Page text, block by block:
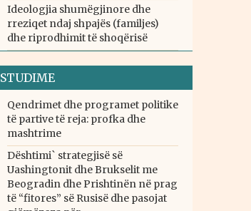
Ideologjia shumëgjinore dhe
rreziqet ndaj shpajës (familjes)
dhe riprodhimit të shoqërisë
STUDIME
Qendrimet dhe programet politike
të partive të reja: profka dhe
mashtrime
Dështimi` strategjisë së
Uashingtonit dhe Brukselit me
Beogradin dhe Prishtinën në prag
të “fitores” së Rusisë dhe pasojat